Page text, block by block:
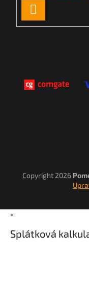
SE
Copyright 2026
×
Splátková